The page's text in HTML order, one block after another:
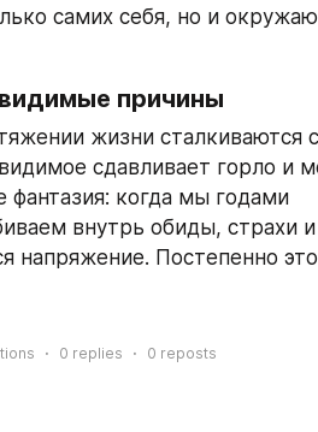
самих себя, но и
причины
жизни сталкиваются с
сдавливает горло и
когда мы годами
внутрь обиды, страхи и
напряжение. Постепенно это
0 replies 0 reposts